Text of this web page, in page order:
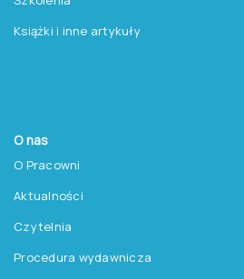
Książki i inne artykuły
O nas
O Pracowni
Aktualności
Czytelnia
Procedura wydawnicza